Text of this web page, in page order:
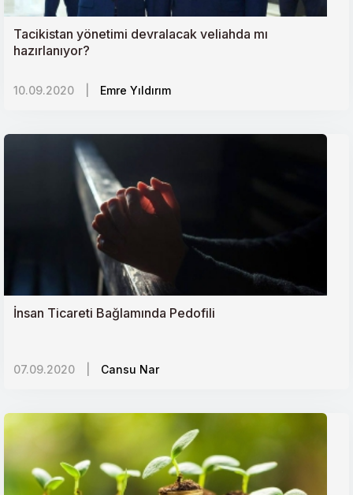
Tacikistan yönetimi devralacak veliahda mı
hazırlanıyor?
10.09.2020 Emre Yıldırım
İnsan Ticareti Bağlamında Pedofili
07.09.2020 Cansu Nar